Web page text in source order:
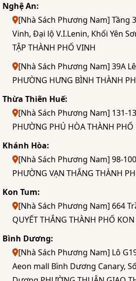
Nghệ An:
[Nhà Sách Phương Nam] Tầng
Vinh, Đại lộ V.I.Lenin, Khối Yên
TẬP THÀNH PHỐ VINH
[Nhà Sách Phương Nam] 39A
PHƯỜNG HƯNG BÌNH THÀNH
Thừa Thiên Huế:
[Nhà Sách Phương Nam] 131-
PHƯỜNG PHÚ HÒA THÀNH PHỐ
Khánh Hòa:
[Nhà Sách Phương Nam] 98-
PHƯỜNG VẠN THẮNG THÀNH
Kon Tum:
[Nhà Sách Phương Nam] 664
QUYẾT THẮNG THÀNH PHỐ
Bình Dương:
[Nhà Sách Phương Nam] Lô
Aeon mall Bình Dương Canary,